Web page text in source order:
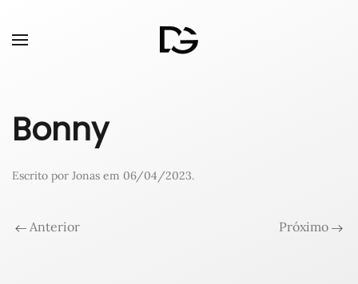
Bonny
Escrito por Jonas em 06/04/2023.
Anterior Próximo